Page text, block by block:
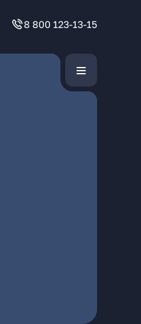
8 800 123-13-15